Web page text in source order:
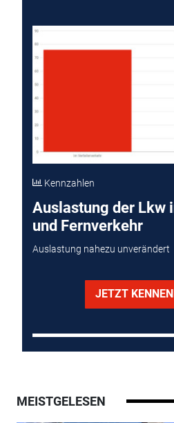
Kennzahlen
Auslastung der Lkw
und Fernverkehr
Auslastung nahezu unverändert
JETZT
MEISTGELESEN